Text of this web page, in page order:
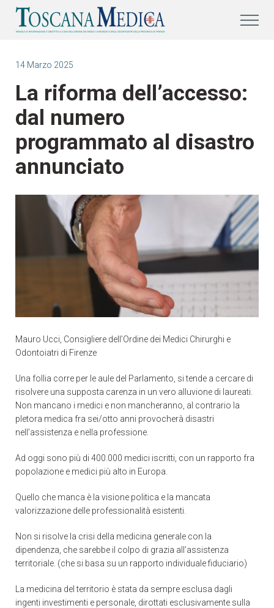
14 Marzo 2025
La riforma dell’accesso:
dal numero
programmato al disastro
annunciato
Mauro Ucci, Consigliere dell’Ordine dei Medici Chirurghi e
Odontoiatri di Firenze
Una follia corre per le aule del Parlamento, si tende a cercare di
risolvere una supposta carenza in un vero alluvione di laureati.
Non mancano i medici e non mancheranno, al contrario la
pletora medica fra sei/otto anni provocherà disastri
nell’assistenza e nella professione.
Ad oggi sono più di 400.000 medici iscritti, con un rapporto fra
popolazione e medici più alto in Europa.
Quello che manca è la visione politica e la mancata
valorizzazione delle professionalità esistenti.
Non si risolve la crisi della medicina generale con la
dipendenza, che sarebbe il colpo di grazia all’assistenza
territoriale. (che si basa su un rapporto individuale fiduciario)
La medicina del territorio è stata da sempre esclusa dagli
ingenti investimenti e personale, dirottati esclusivamente sulla